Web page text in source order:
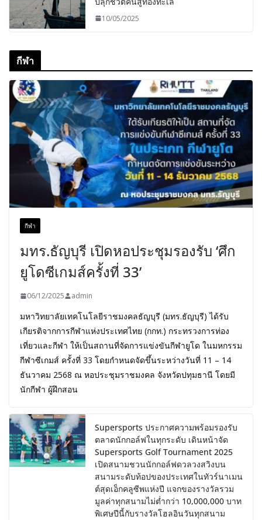
10/05/2025
กีฬา
กีฬา
มทร.ธัญบุรี เปิดหอประชุมรองรับ ‘ศึก
ยูโดซีเกมส์ครั้งที่ 33’
06/12/2025 admin
มหาวิทยาลัยเทคโนโลยีราชมงคลธัญบุรี (มทร.ธัญบุรี) ได้รับ
เกียรติจากการกีฬาแห่งประเทศไทย (กกท.) กระทรวงการท่อง
เที่ยวและกีฬา ให้เป็นสถานที่จัดการแข่งขันกีฬายูโด ในมหกรรม
กีฬาซีเกมส์ ครั้งที่ 33 โดยกำหนดจัดขึ้นระหว่างวันที่ 11 – 14
ธันวาคม 2568 ณ หอประชุมราชมงคล จังหวัดปทุมธานี โดยมี
นักกีฬา ผู้ฝึกสอน
Supersports ประกาศความพร้อมรองรับ
ตลาดนักกอล์ฟในทุกระดับ เดินหน้าจัด
Supersports Golf Tournament 2025
เปิดสนามชวนนักกอล์ฟดวลวงสวิงบน
สนามระดับท้อปของประเทศในทัวร์นาเมน
ต์สุดเอ็กคลูซีพแห่งปี แจกของรางวัลรวม
มูลค่าทุกสนามไม่ต่ำกว่า 10,000,000 บาท
พิเศษปีนี้กับรางวัลโฮลอินวันทุกสนาม